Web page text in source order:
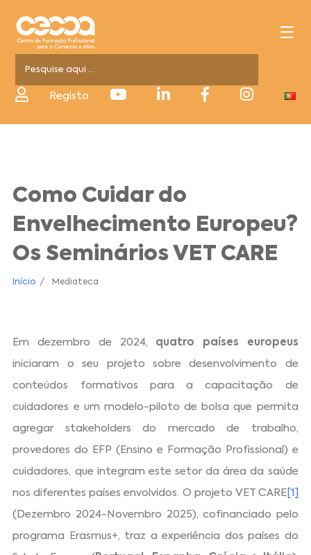
Registo
Como Cuidar do
Envelhecimento Europeu?
Os Seminários VET CARE
Início Mediateca
Em dezembro de 2024, quatro países europeus
iniciaram o seu projeto sobre desenvolvimento de
conteúdos formativos para a capacitação de
cuidadores e um modelo-piloto de bolsa que permita
agregar stakeholders do mercado de trabalho,
provedores do EFP (Ensino e Formação Profissional) e
cuidadores, que integram este setor da área da saúde
nos diferentes países envolvidos. O projeto VET CARE[1]
(Dezembro 2024-Novembro 2025), cofinanciado pelo
programa Erasmus+, traz a experiência dos países do